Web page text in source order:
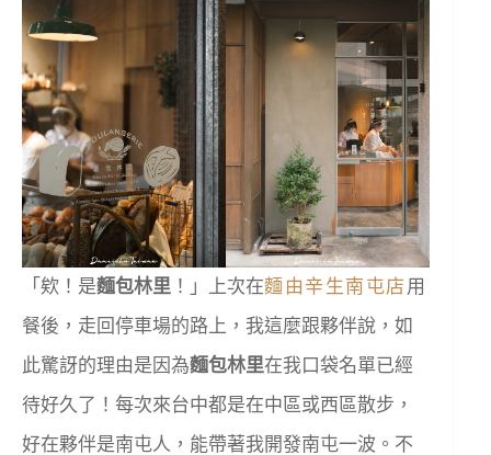
「欸！是麵包林里 ！」上次在麵由辛生南屯店 用
餐後，走回停車場的路上，我這麼跟夥伴說，如
此驚訝的理由是因為麵包林里在我口袋名單已經
待好久了！每次來台中都是在中區或西區散步，
好在夥伴是南屯人，能帶著我開發南屯一波。不